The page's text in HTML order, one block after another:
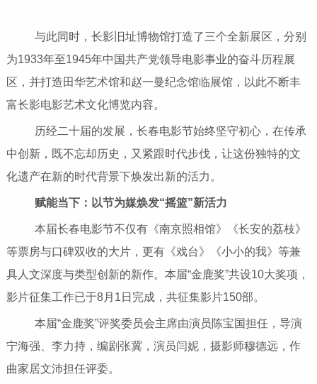
与此同时，长影旧址博物馆打造了三个全新展区，分别
为1933年至1945年中国共产党领导电影事业的奋斗历程展
区，并打造田华艺术馆和赵一曼纪念馆临展馆，以此不断丰
富长影电影艺术文化博览内容。
历经二十届的发展，长春电影节始终坚守初心，在传承
中创新，既不忘却历史，又紧跟时代步伐，让这份独特的文
化遗产在新的时代背景下焕发出新的活力。
赋能当下：以节为媒焕发“摇篮”新活力
本届长春电影节不仅有《南京照相馆》《长安的荔枝》
等票房与口碑双收的大片，更有《戏台》《小小的我》等兼
具人文深度与类型创新的新作。本届“金鹿奖”共设10大奖项，
影片征集工作已于8月1日完成，共征集影片150部。
本届“金鹿奖”评奖委员会主席由演员陈宝国担任，导演
宁海强、李力持，编剧张冀，演员闫妮，摄影师穆德远，作
曲家居文沛担任评委。